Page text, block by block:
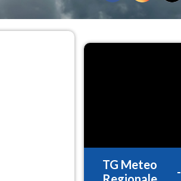
TG Meteo
-